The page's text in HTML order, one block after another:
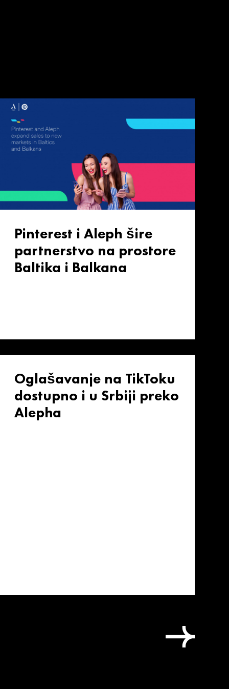
Pinterest i Aleph šire
partnerstvo na prostore
Baltika i Balkana
Oglašavanje na TikToku
dostupno i u Srbiji preko
Alepha